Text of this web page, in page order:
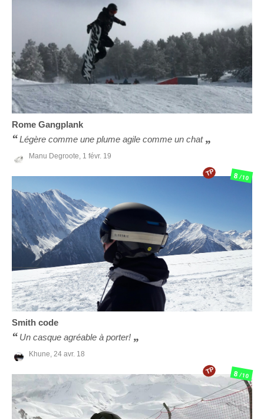
Rome Gangplank
Légère comme une plume agile comme un chat
Manu Degroote, 1 févr. 19
Smith code
Un casque agréable à porter!
Khune, 24 avr. 18
8/10
TP
8/10
TP